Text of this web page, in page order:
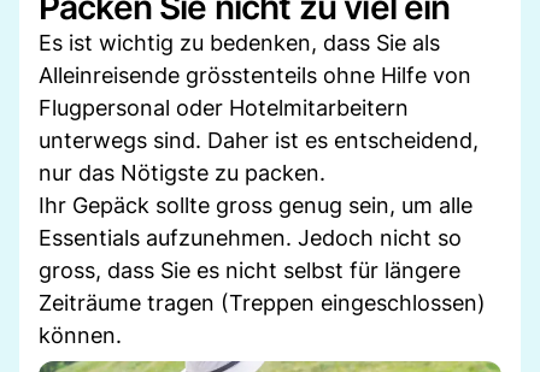
Es ist wichtig zu bedenken, dass Sie als
Alleinreisende grösstenteils ohne Hilfe von
Flugpersonal oder Hotelmitarbeitern
unterwegs sind. Daher ist es entscheidend,
nur das Nötigste zu packen.
Ihr Gepäck sollte gross genug sein, um alle
Essentials aufzunehmen. Jedoch nicht so
gross, dass Sie es nicht selbst für längere
Zeiträume tragen (Treppen eingeschlossen)
können.